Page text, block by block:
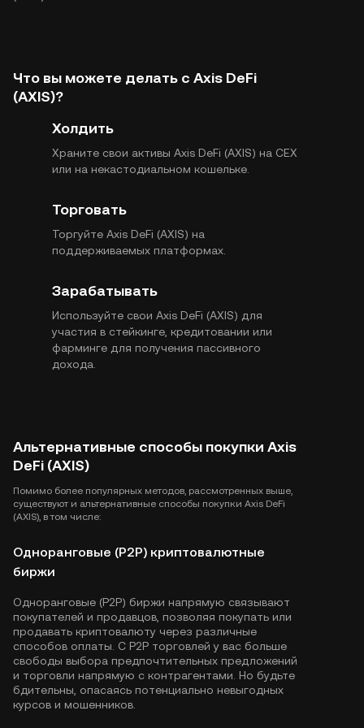
Что вы можете делать с Axis DeFi
(AXIS)?
Холдить
Храните свои активы Axis DeFi (AXIS) на CEX
или на некастодиальном кошельке.
Торговать
Торгуйте Axis DeFi (AXIS) на
поддерживаемых платформах.
Зарабатывать
Используйте свои Axis DeFi (AXIS) для
участия в стейкинге, кредитовании или
фарминге для получения пассивного
дохода.
Альтернативные способы покупки Axis
DeFi (AXIS)
Помимо более популярных методов, рассмотренных выше,
существуют и альтернативные способы покупки Axis DeFi
(AXIS), в том числе:
Одноранговые (P2P) криптовалютные
биржи
Одноранговые (P2P) биржи напрямую связывают
покупателей и продавцов, позволяя покупать или
продавать криптовалюту через различные
способов оплаты. С P2P торговлей у вас больше
свободы выбора предпочтительных предложений
и торговли напрямую с контрагентами. Но будьте
бдительны, опасаясь потенциально невыгодных
курсов и мошенников.